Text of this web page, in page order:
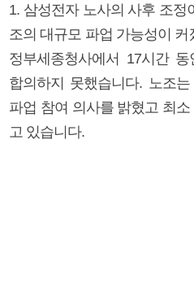
1. 삼성전자 노사의 사후 조정
조의 대규모 파업 가능성이
정부세종청사에서 17시간
합의하지 못했습니다. 노조
파업 참여 의사를 밝혔고 최
고 있습니다.